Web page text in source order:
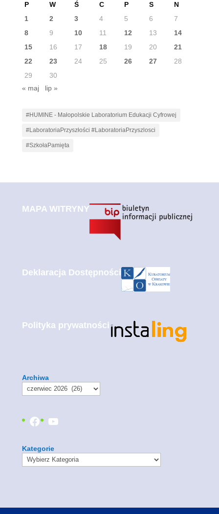
P W Ś C P S
N
1
2 3 4 5 6
7
8
9 10 11 12 13
14
15
16 17 18 19 20
21
22
23 24 25 26 27
28
29
30
« maj
lip »
#HUMINE - Małopolskie Laboratorium Edukacji Cyfrowej
#LaboratoriaPrzyszłości #LaboratoriaPrzyszlosci
#SzkołaPamięta
MAPA WITRYNY
Deklaracja Dostępności
Polityka prywatności
Archiwa
Facebook
YouTube
Kategorie